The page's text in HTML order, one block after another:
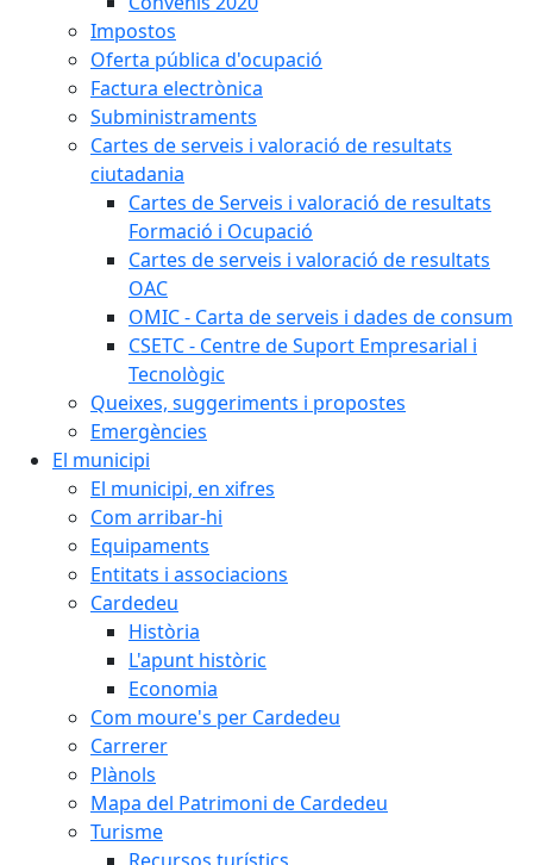
Impostos
Oferta pública d'ocupació
Factura electrònica
Subministraments
Cartes de serveis i valoració de resultats
ciutadania
Cartes de Serveis i valoració de resultats
Formació i Ocupació
Cartes de serveis i valoració de resultats
OAC
OMIC - Carta de serveis i dades de consum
CSETC - Centre de Suport Empresarial i
Tecnològic
Queixes, suggeriments i propostes
Emergències
El municipi
El municipi, en xifres
Com arribar-hi
Equipaments
Entitats i associacions
Cardedeu
Història
L'apunt històric
Economia
Com moure's per Cardedeu
Carrerer
Plànols
Mapa del Patrimoni de Cardedeu
Turisme